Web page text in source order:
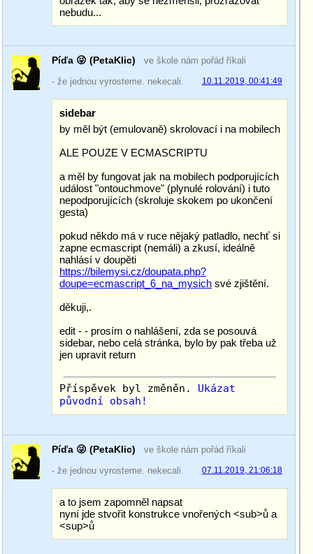
nebudu...
Píďa 😜 (PetaKlic)
ve škole nám pořád říkali
- že jednou vyrosteme. nekecali.
10.11.2019, 00:41:49
sidebar
by měl být (emulovaně) skrolovací i na mobilech
ALE POUZE V ECMASCRIPTU
a měl by fungovat jak na mobilech podporujících
událost "ontouchmove" (plynulé rolování) i tuto
nepodporujících (skroluje skokem po ukončení
gesta)
pokud někdo má v ruce nějaký patladlo, nechť si
zapne ecmascript (nemáli) a zkusí, ideálně
nahlásí v doupěti
https://bilemysi.cz/doupata.php?
doupe=ecmascript_6_na_mysich své zjištění.
děkuji,.
edit - - prosím o nahlášení, zda se posouvá
sidebar, nebo celá stránka, bylo by pak třeba už
jen upravit return
Příspěvek byl změněn. Ukázat
původní obsah!
Píďa 😜 (PetaKlic)
ve škole nám pořád říkali
- že jednou vyrosteme. nekecali.
07.11.2019, 21:06:18
a to jsem zapomněl napsat
nyní jde stvořit konstrukce vnořených <sub>ů a
<sup>ů